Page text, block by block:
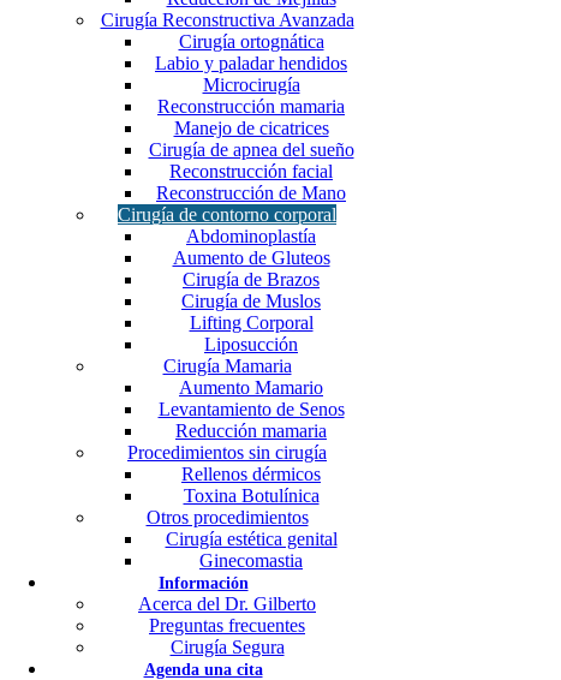
Cirugía Reconstructiva Avanzada
Cirugía ortognática
Labio y paladar hendidos
Microcirugía
Reconstrucción mamaria
Manejo de cicatrices
Cirugía de apnea del sueño
Reconstrucción facial
Reconstrucción de Mano
Cirugía de contorno corporal
Abdominoplastía
Aumento de Gluteos
Cirugía de Brazos
Cirugía de Muslos
Lifting Corporal
Liposucción
Cirugía Mamaria
Aumento Mamario
Levantamiento de Senos
Reducción mamaria
Procedimientos sin cirugía
Rellenos dérmicos
Toxina Botulínica
Otros procedimientos
Cirugía estética genital
Ginecomastia
Información
Acerca del Dr. Gilberto
Preguntas frecuentes
Cirugía Segura
Agenda una cita
Reconstrucción facial
Reconstrucción de Mano
Cirugía de contorno corporal
Abdominoplastía
Aumento de Gluteos
Cirugía de Brazos
Cirugía de Muslos
Lifting Corporal
Liposucción
Cirugía Mamaria
Aumento Mamario
Levantamiento de Senos
Reducción mamaria
Procedimientos sin cirugía
Rellenos dérmicos
Toxina Botulínica
Otros procedimientos
Cirugía estética genital
Ginecomastia
Información
Acerca del Dr. Gilberto
Preguntas frecuentes
Cirugía Segura
Agenda una cita
Blog